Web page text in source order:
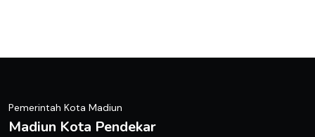
Pemerintah Kota Madiun
Madiun Kota Pendekar